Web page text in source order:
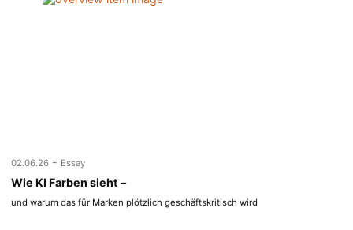
02.06.26 - Essay
Wie KI Farben sieht –
und warum das für Marken plötzlich geschäftskritisch wird